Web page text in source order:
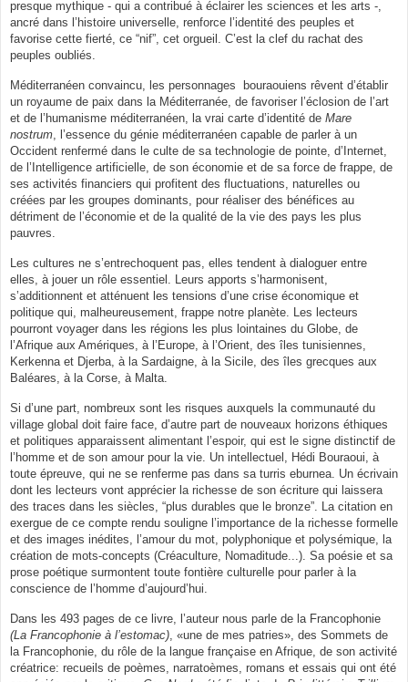
presque mythique - qui a contribué à éclairer les sciences et les arts -,
ancré dans l’histoire universelle, renforce l’identité des peuples et
favorise cette fierté, ce “nif”, cet orgueil. C’est la clef du rachat des
peuples oubliés.
Méditerranéen convaincu, les personnages bouraouiens rêvent d’établir
un royaume de paix dans la Méditerranée, de favoriser l’éclosion de l’art
et de l’humanisme méditerranéen, la vrai carte d’identité de Mare
nostrum , l’essence du génie méditerranéen capable de parler à un
Occident renfermé dans le culte de sa technologie de pointe, d’Internet,
de l’Intelligence artificielle, de son économie et de sa force de frappe, de
ses activités financiers qui profitent des fluctuations, naturelles ou
créées par les groupes dominants, pour réaliser des bénéfices au
détriment de l’économie et de la qualité de la vie des pays les plus
pauvres.
Les cultures ne s’entrechoquent pas, elles tendent à dialoguer entre
elles, à jouer un rôle essentiel. Leurs apports s’harmonisent,
s’additionnent et atténuent les tensions d’une crise économique et
politique qui, malheureusement, frappe notre planète. Les lecteurs
pourront voyager dans les régions les plus lointaines du Globe, de
l’Afrique aux Amériques, à l’Europe, à l’Orient, des îles tunisiennes,
Kerkenna et Djerba, à la Sardaigne, à la Sicile, des îles grecques aux
Baléares, à la Corse, à Malta.
Si d’une part, nombreux sont les risques auxquels la communauté du
village global doit faire face, d’autre part de nouveaux horizons éthiques
et politiques apparaissent alimentant l’espoir, qui est le signe distinctif de
l’homme et de son amour pour la vie. Un intellectuel, Hédi Bouraoui, à
toute épreuve, qui ne se renferme pas dans sa turris eburnea. Un écrivain
dont les lecteurs vont apprécier la richesse de son écriture qui laissera
des traces dans les siècles, “plus durables que le bronze”. La citation en
exergue de ce compte rendu souligne l’importance de la richesse formelle
et des images inédites, l’amour du mot, polyphonique et polysémique, la
création de mots-concepts (Créaculture, Nomaditude...). Sa poésie et sa
prose poétique surmontent toute fontière culturelle pour parler à la
conscience de l’homme d’aujourd’hui.
Dans les 493 pages de ce livre, l’auteur nous parle de la Francophonie
(La Francophonie à l’estomac) , «une de mes patries», des Sommets de
la Francophonie, du rôle de la langue française en Afrique, de son activité
créatrice: recueils de poèmes, narratoèmes, romans et essais qui ont été